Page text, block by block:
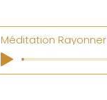
Méditation